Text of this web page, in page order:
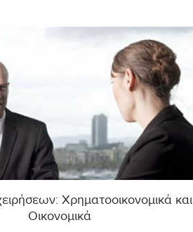
Χρηματοοικονομικά και
Οικονομικά